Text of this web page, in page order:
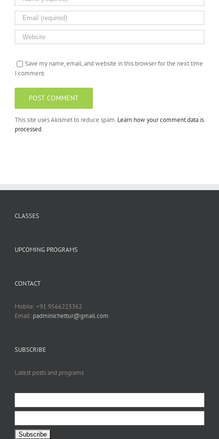
Save my name, email, and website in this browser for the next time
I comment.
This site uses Akismet to reduce spam. Learn how your comment data is
processed.
CLASSES
UPCOMING PROGRAMS
CONTACT
Mobile: +91 9566223362
Email: padminichettur@gmail.com
SUBSCRIBE
Latest posts and programs